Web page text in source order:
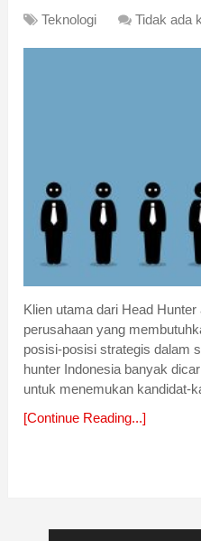
Teknologi Tidak ada
Klien utama dari Head
perusahaan yang
posisi-posisi strategis dalam
hunter Indonesia banyak
untuk menemukan kandidat-
[Continue Reading...]